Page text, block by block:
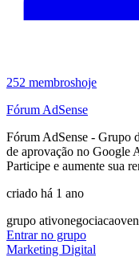
252 membroshoje
Fórum AdSense
Fórum AdSense - Grupo
de aprovação no Google
Participe e aumente sua
criado há 1 ano
grupo ativonegociacao
Entrar no grupo
Marketing Digital